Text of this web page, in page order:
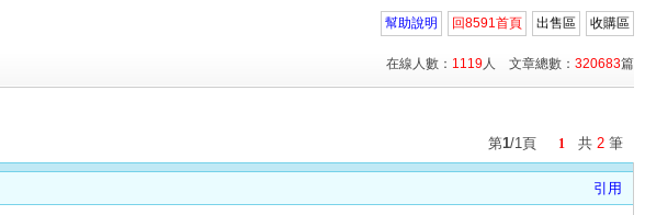
幫助說明 收購區
出售區
回8591首頁
在線人數： 1119人 文章總數： 320683篇
第1/1頁 1 共 2 筆
引用